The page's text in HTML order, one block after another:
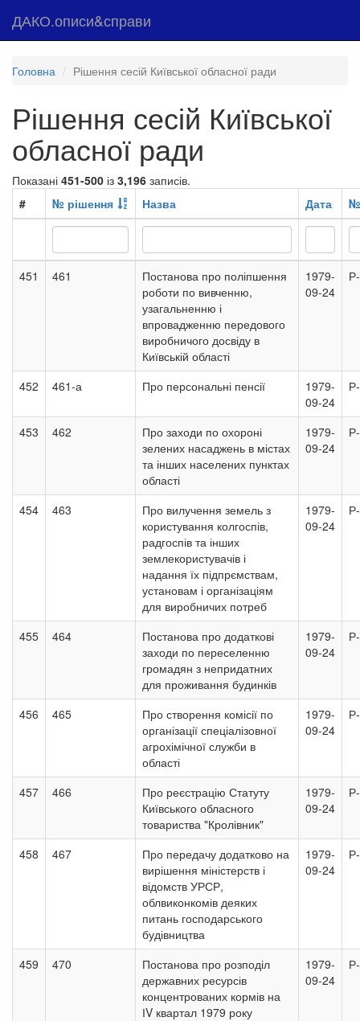
ДАКО.описи&справи
Головна Рішення сесій Київської обласної ради
Рішення сесій Київської
обласної ради
Показані 451-500 із 3,196 записів.
#
№ рішення Назва Дата №
451 461
Постанова про поліпшення
роботи по вивченню,
узагальненню і
впровадженню передового
виробничого досвіду в
Київській області
1979-
09-24
452 461-а Про персональні пенсії
1979-
09-24
453 462
Про заходи по охороні
зелених насаджень в містах
та інших населених пунктах
області
1979-
09-24
454 463
Про вилучення земель з
користування колгоспів,
радгоспів та інших
землекористувачів і
надання їх підпрємствам,
установам і організаціям
для виробничих потреб
1979-
09-24
455 464
Постанова про додаткові
заходи по переселенню
громадян з непридатних
для проживання будинків
1979-
09-24
456 465
Про створення комісії по
організації спеціалізовної
агрохімічної служби в
області
1979-
09-24
457 466
Про реєстрацію Статуту
Київського обласного
товариства "Кролівник"
1979-
09-24
458 467
Про передачу додатково на
вирішення міністерств і
відомств УРСР,
облвиконкомів деяких
питань господарського
будівництва
1979-
09-24
459 470
Постанова про розподіл
державних ресурсів
концентрованих кормів на
ІV квартал 1979 року
1979-
09-24